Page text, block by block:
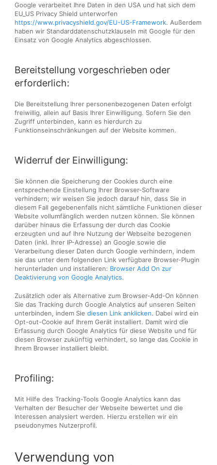
Google verarbeitet Ihre Daten in den USA und hat sich dem
EU_US Privacy Shield unterworfen
https://www.privacyshield.gov/EU-US-Framework. Außerdem
haben wir Standarddatenschutzklauseln mit Google für den
Einsatz von Google Analytics abgeschlossen.
Bereitstellung vorgeschrieben oder
erforderlich:
Die Bereitstellung Ihrer personenbezogenen Daten erfolgt
freiwillig, allein auf Basis Ihrer Einwilligung. Sofern Sie den
Zugriff unterbinden, kann es hierdurch zu
Funktionseinschränkungen auf der Website kommen.
Widerruf der Einwilligung:
Sie können die Speicherung der Cookies durch eine
entsprechende Einstellung Ihrer Browser-Software
verhindern; wir weisen Sie jedoch darauf hin, dass Sie in
diesem Fall gegebenenfalls nicht sämtliche Funktionen dieser
Website vollumfänglich werden nutzen können. Sie können
darüber hinaus die Erfassung der durch das Cookie
erzeugten und auf Ihre Nutzung der Webseite bezogenen
Daten (inkl. Ihrer IP-Adresse) an Google sowie die
Verarbeitung dieser Daten durch Google verhindern, indem
sie das unter dem folgenden Link verfügbare Browser-Plugin
herunterladen und installieren: Browser Add On zur
Deaktivierung von Google Analytics.
Zusätzlich oder als Alternative zum Browser-Add-On können
Sie das Tracking durch Google Analytics auf unseren Seiten
unterbinden, indem Sie diesen Link anklicken. Dabei wird ein
Opt-out-Cookie auf Ihrem Gerät installiert. Damit wird die
Erfassung durch Google Analytics für diese Website und für
diesen Browser zukünftig verhindert, so lange das Cookie in
Ihrem Browser installiert bleibt.
Profiling:
Mit Hilfe des Tracking-Tools Google Analytics kann das
Verhalten der Besucher der Webseite bewertet und die
Interessen analysiert werden. Hierzu erstellen wir ein
pseudonymes Nutzerprofil.
Verwendung von